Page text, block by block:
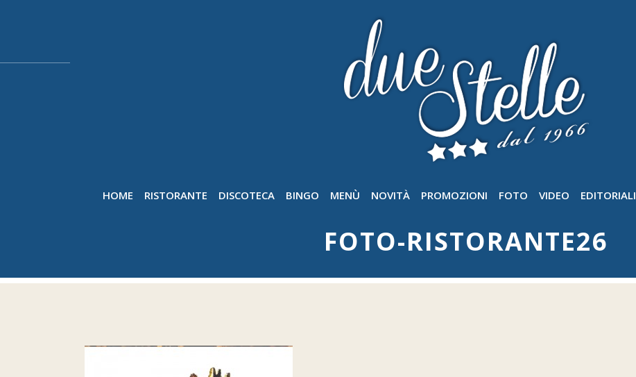
HOME RISTORANTE DISCOTECA BINGO MENÙ NOVITÀ PROMOZIONI FOTO VIDEO EDITORIALI
FOTO-RISTORANTE26